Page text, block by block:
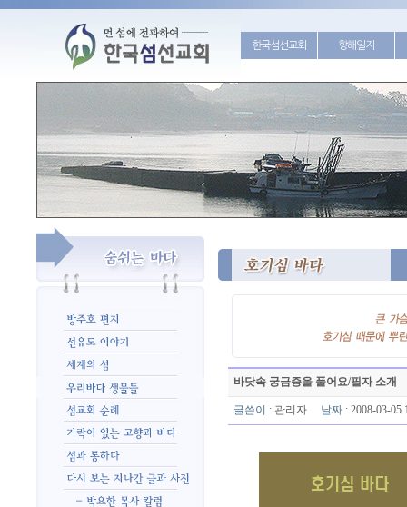
한국섬선교회 항해일지
바닷속 궁금증을 풀어요/필자 소개
글쓴이 : 관리자 날짜: 2008-03-